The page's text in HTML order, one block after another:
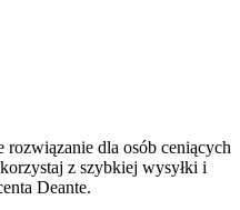
rozwiązanie dla osób ceniących
z szybkiej wysyłki i
Deante.